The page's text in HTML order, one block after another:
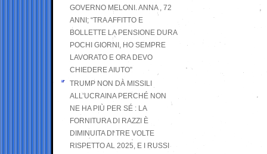
GOVERNO MELONI. ANNA , 72
ANNI; “TRA AFFITTO E
BOLLETTE LA PENSIONE DURA
POCHI GIORNI, HO SEMPRE
LAVORATO E ORA DEVO
CHIEDERE AIUTO”
TRUMP NON DÀ MISSILI
ALL’UCRAINA PERCHÉ NON
NE HA PIÙ PER SÉ : LA
FORNITURA DI RAZZI È
DIMINUITA DI TRE VOLTE
RISPETTO AL 2025, E I RUSSI